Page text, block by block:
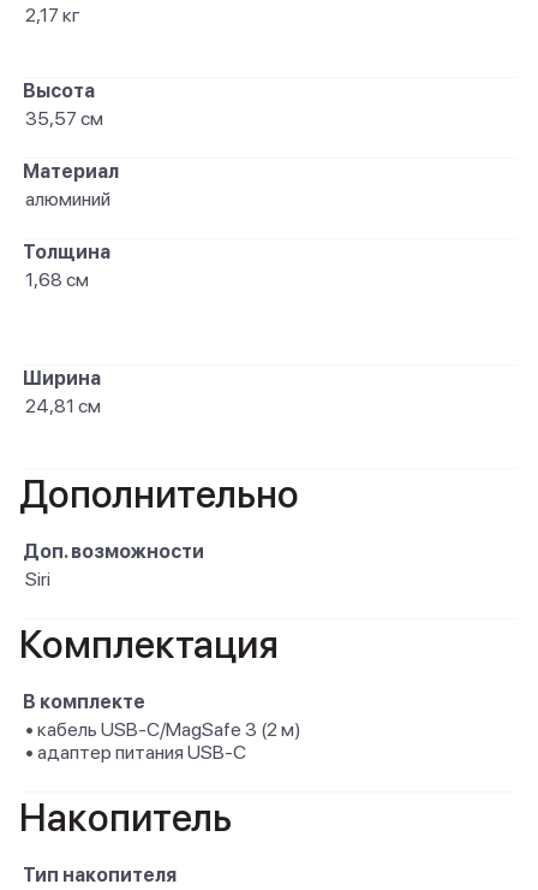
2,17 кг
Высота
35,57 см
Материал
алюминий
Толщина
1,68 см
Ширина
24,81 см
Дополнительно
Доп. возможности
Siri
Комплектация
В комплекте
• кабель USB-C/MagSafe 3 (2 м)
• адаптер питания USB-C
Накопитель
Тип накопителя